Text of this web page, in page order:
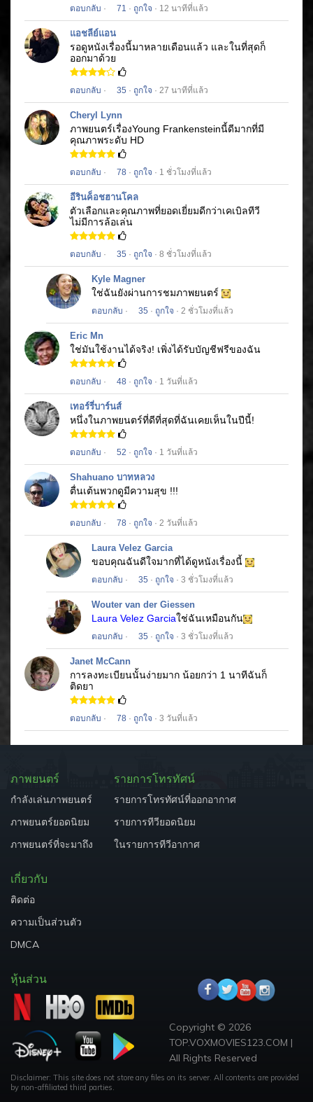
ตอบกลับ · 71 · ถูกใจ · 12 นาทีที่แล้ว
แอชลีย์แอน
รอดูหนังเรื่องนี้มาหลายเดือนแล้ว และในที่สุดก็
ออกมาด้วย
ตอบกลับ · 35 · ถูกใจ · 27 นาทีที่แล้ว
Cheryl Lynn
ภาพยนตร์เรื่องYoung Frankensteinนี้ดีมากที่มี
คุณภาพระดับ HD
ตอบกลับ · 78 · ถูกใจ · 1 ชั่วโมงที่แล้ว
อีรินค็อชฮานโคล
ตัวเลือกและคุณภาพที่ยอดเยี่ยมดีกว่าเคเบิลทีวี
ไม่มีการล้อเล่น
ตอบกลับ · 35 · ถูกใจ · 8 ชั่วโมงที่แล้ว
Kyle Magner
ใช่ฉันยังผ่านการชมภาพยนตร์
ตอบกลับ · 35 · ถูกใจ · 2 ชั่วโมงที่แล้ว
Eric Mn
ใช่มันใช้งานได้จริง! เพิ่งได้รับบัญชีฟรีของฉัน
ตอบกลับ · 48 · ถูกใจ · 1 วันที่แล้ว
เทอร์รี่บาร์นส์
หนึ่งในภาพยนตร์ที่ดีที่สุดที่ฉันเคยเห็นในปีนี้!
ตอบกลับ · 52 · ถูกใจ · 1 วันที่แล้ว
Shahuano บาทหลวง
ตื่นเต้นพวกดูมีความสุข !!!
ตอบกลับ · 78 · ถูกใจ · 2 วันที่แล้ว
Laura Velez Garcia
ขอบคุณฉันดีใจมากที่ได้ดูหนังเรื่องนี้
ตอบกลับ · 35 · ถูกใจ · 3 ชั่วโมงที่แล้ว
Wouter van der Giessen
Laura Velez Garciaใช่ฉันเหมือนกัน
ตอบกลับ · 35 · ถูกใจ · 3 ชั่วโมงที่แล้ว
Janet McCann
การลงทะเบียนนั้นง่ายมาก น้อยกว่า 1 นาทีฉันก็
ติดยา
ตอบกลับ · 78 · ถูกใจ · 3 วันที่แล้ว
ภาพยนตร์
กำลังเล่นภาพยนตร์
ภาพยนตร์ยอดนิยม
ภาพยนตร์ที่จะมาถึง
รายการโทรทัศน์
รายการโทรทัศน์ที่ออกอากาศ
รายการทีวียอดนิยม
ในรายการทีวีอากาศ
เกี่ยวกับ
ติดต่อ
ความเป็นส่วนตัว
DMCA
หุ้นส่วน
Copyright © 2026
TOP.VOXMOVIES123.COM |
All Rights Reserved
Disclaimer: This site does not store any files on its server. All contents are provided
by non-affiliated third parties.